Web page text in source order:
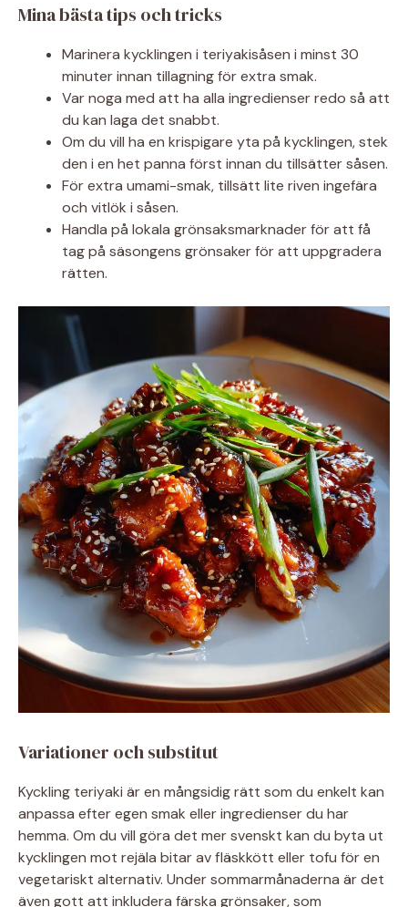
Mina bästa tips och tricks
Marinera kycklingen i teriyakisåsen i minst 30
minuter innan tillagning för extra smak.
Var noga med att ha alla ingredienser redo så att
du kan laga det snabbt.
Om du vill ha en krispigare yta på kycklingen, stek
den i en het panna först innan du tillsätter såsen.
För extra umami-smak, tillsätt lite riven ingefära
och vitlök i såsen.
Handla på lokala grönsaksmarknader för att få
tag på säsongens grönsaker för att uppgradera
rätten.
Variationer och substitut
Kyckling teriyaki är en mångsidig rätt som du enkelt kan
anpassa efter egen smak eller ingredienser du har
hemma. Om du vill göra det mer svenskt kan du byta ut
kycklingen mot rejäla bitar av fläskkött eller tofu för en
vegetariskt alternativ. Under sommarmånaderna är det
även gott att inkludera färska grönsaker, som